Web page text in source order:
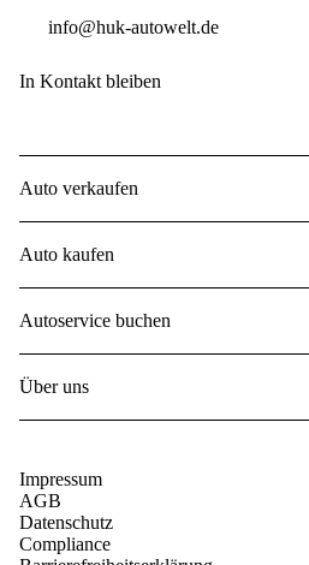
info@huk-autowelt.de
In Kontakt bleiben
Auto verkaufen
Auto kaufen
Autoservice buchen
Über uns
Impressum
AGB
Datenschutz
Compliance